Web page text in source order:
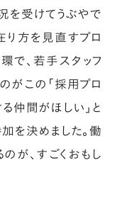
を受けてうぶやで
り方を見直すプロ
で、若手スタッフ
がこの「採用プロ
仲間がほしい」と
を決めました。働
が、すごくおもし